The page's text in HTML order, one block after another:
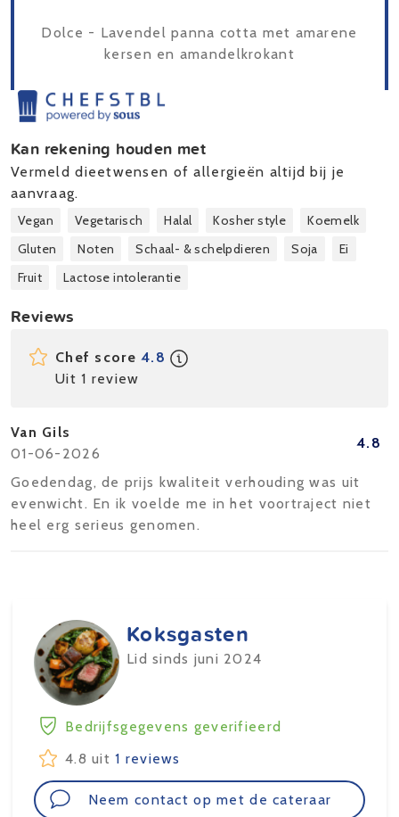
Dolce - Lavendel panna cotta met amarene
kersen en amandelkrokant
Kan rekening houden met
Vermeld dieetwensen of allergieën altijd bij je
aanvraag.
Vegan Vegetarisch Halal Kosher style
Koemelk
Gluten
Noten Schaal- & schelpdieren Soja
Ei
Fruit
Lactose intolerantie
Reviews
Chef score4.8
Uit 1 review
Van Gils
01-06-2026
4.8
Goedendag, de prijs kwaliteit verhouding was uit
evenwicht. En ik voelde me in het voortraject niet
heel erg serieus genomen.
Koksgasten
Lid sinds juni 2024
Bedrijfsgegevens geverifieerd
4.8 uit1 reviews
Neem contact op met de cateraar